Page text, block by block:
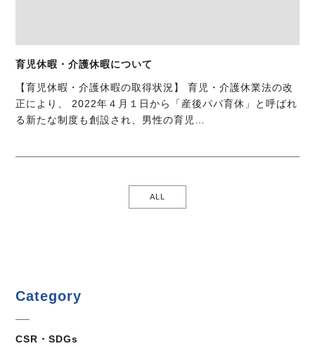
Category
CSR・SDGs
育児休暇・介護休暇について
【育児休暇・介護休暇の取得状況】 育児・介護休業法の改
正により、 2022年４月１日から「産後パパ育休」と呼ばれ
る新たな制度も創設され、男性の育児…
ALL